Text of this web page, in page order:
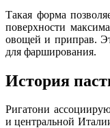
Такая форма
поверхности
овощей и приправ.
для фарширования.
История
Ригатони
и центральной